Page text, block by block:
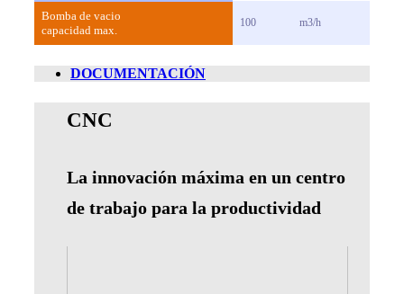
Bomba de vacio
capacidad max.
100 m3/h
DOCUMENTACIÓN
CNC
La innovación máxima en un centro
de trabajo para la productividad